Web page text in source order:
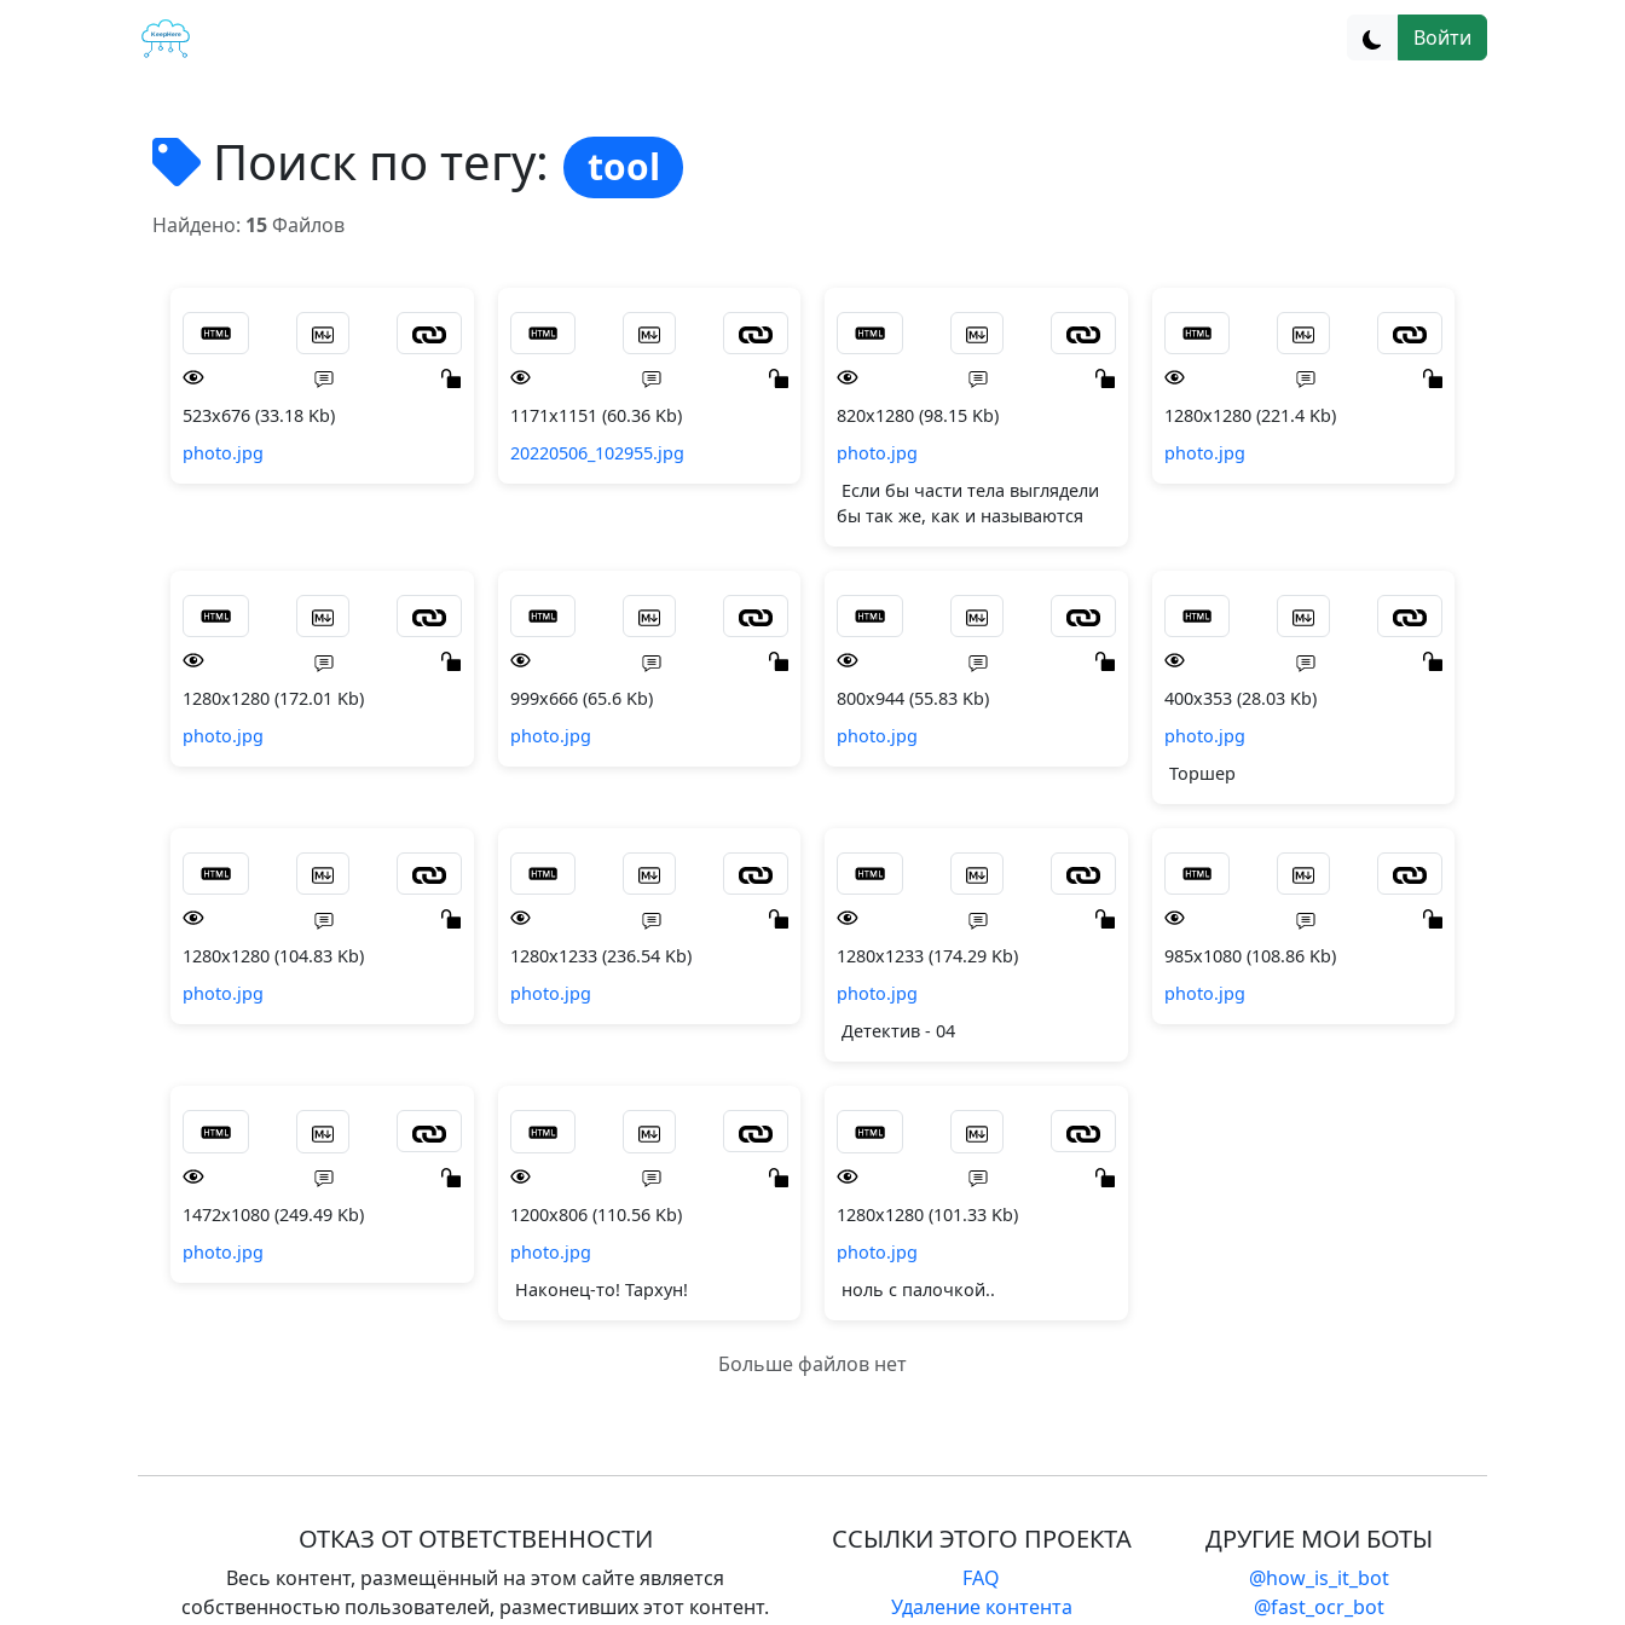
Войти
Поиск по тегу: tool
Найдено: 15Файлов
523x676 (33.18 Kb)
photo.jpg
1171x1151 (60.36 Kb)
20220506_102955.jpg
820x1280 (98.15 Kb)
photo.jpg
Если бы части тела выглядели
бы так же, как и называются
1280x1280 (221.4 Kb)
photo.jpg
1280x1280 (172.01 Kb)
photo.jpg
999x666 (65.6 Kb)
photo.jpg
800x944 (55.83 Kb)
photo.jpg
400x353 (28.03 Kb)
photo.jpg
Торшер
1280x1280 (104.83 Kb)
photo.jpg
1280x1233 (236.54 Kb)
photo.jpg
1280x1233 (174.29 Kb)
photo.jpg
Детектив - 04
985x1080 (108.86 Kb)
photo.jpg
1472x1080 (249.49 Kb)
photo.jpg
1200x806 (110.56 Kb)
photo.jpg
Наконец-то! Тархун!
1280x1280 (101.33 Kb)
photo.jpg
ноль с палочкой..
Больше файлов нет
ОТКАЗ ОТ ОТВЕТСТВЕННОСТИ
Весь контент, размещённый на этом сайте является
собственностью пользователей, разместивших этот контент.
ССЫЛКИ ЭТОГО ПРОЕКТА
FAQ
Удаление контента
ДРУГИЕ МОИ БОТЫ
@how_is_it_bot
@fast_ocr_bot